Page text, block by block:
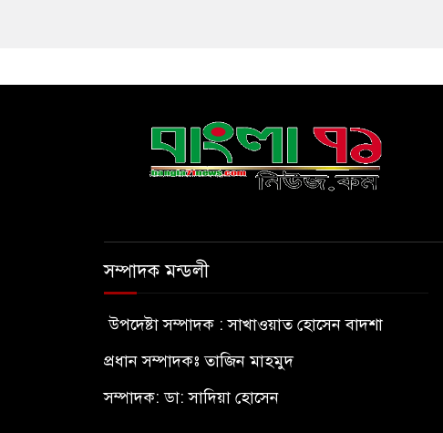
সম্পাদক মন্ডলী
উপদেষ্টা সম্পাদক : সাখাওয়াত হোসেন বাদশা
প্রধান সম্পাদকঃ তাজিন মাহমুদ
সম্পাদক: ডা: সাদিয়া হোসেন